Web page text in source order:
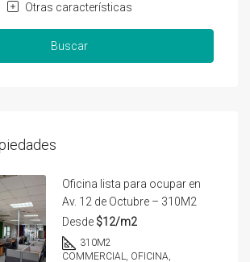
Otras características
Buscar
Oficina lista para ocupar en
Av. 12 de Octubre – 310M2
Desde $12/m2
310M2
COMMERCIAL, OFICINA,